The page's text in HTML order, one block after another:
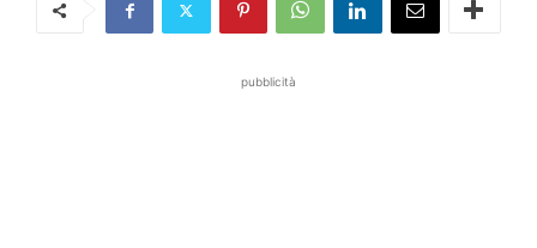
pubblicità